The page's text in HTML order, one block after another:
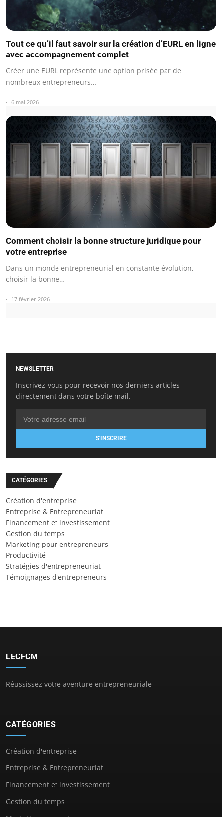
Tout ce qu’il faut savoir sur la création d’EURL en ligne
avec accompagnement complet
Créer une EURL représente une option prisée par de
nombreux entrepreneurs…
6 mai 2026
Comment choisir la bonne structure juridique pour
votre entreprise
Dans un monde entrepreneurial en constante évolution,
choisir la bonne…
17 février 2026
NEWSLETTER
Inscrivez-vous pour recevoir nos derniers articles
directement dans votre boîte mail.
S'INSCRIRE
CATÉGORIES
Création d'entreprise
Entreprise & Entrepreneuriat
Financement et investissement
Gestion du temps
Marketing pour entrepreneurs
Productivité
Stratégies d'entrepreneuriat
Témoignages d'entrepreneurs
LECFCM
Réussissez votre aventure entrepreneuriale
CATÉGORIES
Création d'entreprise
Entreprise & Entrepreneuriat
Financement et investissement
Gestion du temps